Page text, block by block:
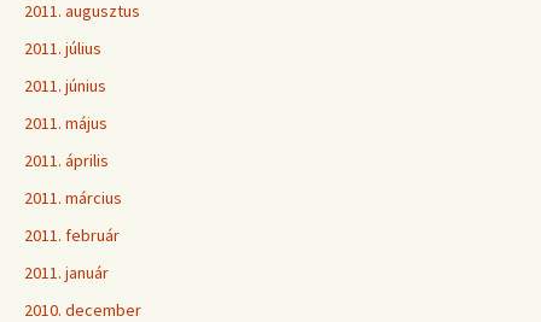
2011. augusztus
2011. július
2011. június
2011. május
2011. április
2011. március
2011. február
2011. január
2010. december